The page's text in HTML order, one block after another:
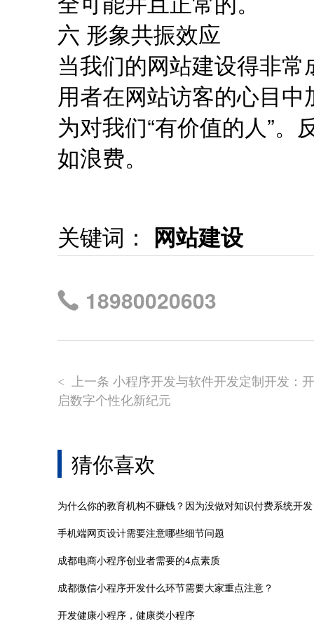
六 形象共振效应
当我们的网站建设得非
用者在网站访客的心目
为对我们“有价值的人”
如浪费。
关键词： 网站建设
18980020603
< 上一条 小程序开发与软件开发定制开发：开
启数字个性化新纪元
猜你喜欢
为什么你的教育机构不赚钱？因为没做对知识付费系统开
手机端网页设计需要注意哪些细节问题
成都电商小程序创业者需要的4点素质
成都微信小程序开发什么环节需要大家重点注意？
开发健康小程序，健康类小程序